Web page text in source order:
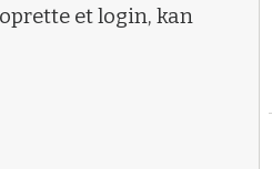
et login, kan